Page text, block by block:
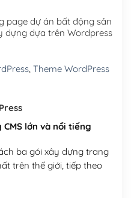
(+450,000₫)
(+550,000₫)
(+650,000₫)
page dự án bất động sản
dựng dựa trên Wordpress
, Theme WordPress
lớn và nổi tiếng
ba gói xây dựng trang
trên thế giới, tiếp theo